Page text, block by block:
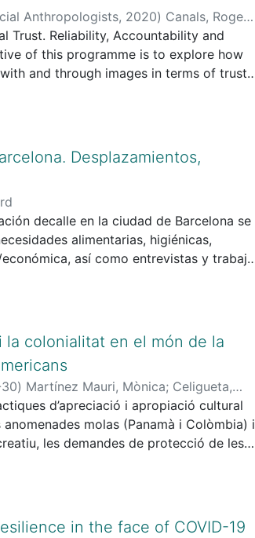
between materiality and
(1976). This knowledge has then
cosmic, and ontological), through its
reaction) and social rejection.
Anthropologists, 2020) Canals, Roger
Trust. Reliability, Accountability and
of this programme is to explore how
and through images in terms of trust
The research programme draws
both on-line and off-line. Its final
in images in the contemporary world.
Desplazamientos,
decalle en la ciudad de Barcelona se
alimentarias, higiénicas,
así como entrevistas y trabajo
la movilidad descrita en lasentrevistas,
de capacidad denegociación de las
a espacios acotados y definidos
colonialitat en el món de la
) Martínez Mauri, Mònica; Celigueta,
d’apreciació i apropiació cultural
molas (Panamà i Colòmbia) i
les demandes de protecció de les
i de la moda pel que fa als pobles
on és vista com un procés col·lectiu i
mons i temporalitats. A continuació, es
in the face of COVID-19